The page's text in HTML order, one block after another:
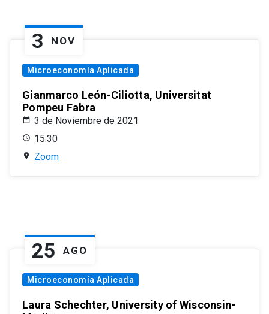
3 NOV
Microeconomía Aplicada
Gianmarco León-Ciliotta, Universitat
Pompeu Fabra
3 de Noviembre de 2021
15:30
Zoom
25 AGO
Microeconomía Aplicada
Laura Schechter, University of Wisconsin-